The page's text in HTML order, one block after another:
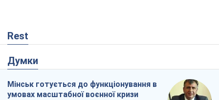
Rest
Думки
Мінськ готується до функціонування в
умовах масштабної воєнної кризи